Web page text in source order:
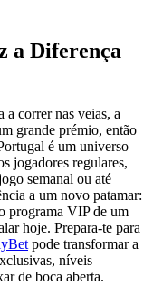
a Diferença
a correr nas veias, a
grande prémio, então
é um universo
jogadores regulares,
semanal ou até
a um novo patamar:
programa VIP de um
hoje. Prepara-te para
pode transformar a
níveis
de boca aberta.